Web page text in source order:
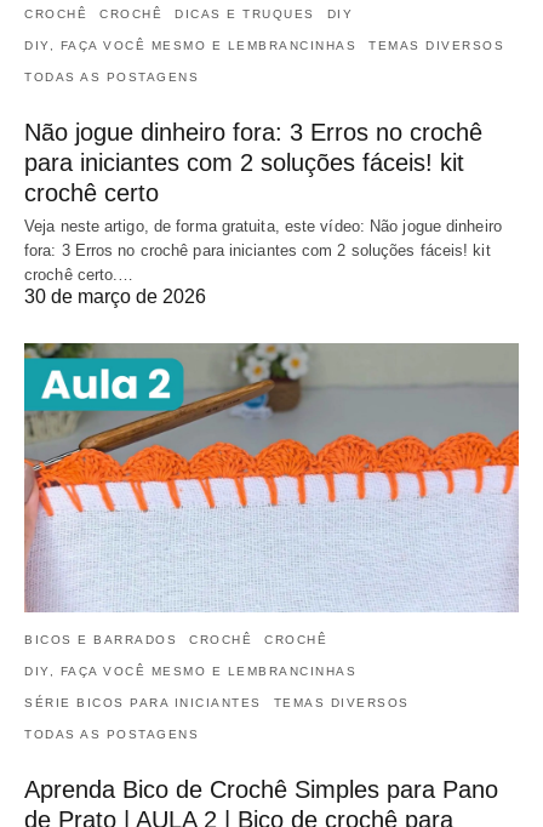
CROCHÊ CROCHÊ DICAS E TRUQUES DIY
DIY, FAÇA VOCÊ MESMO E LEMBRANCINHAS TEMAS DIVERSOS
TODAS AS POSTAGENS
Não jogue dinheiro fora: 3 Erros no crochê
para iniciantes com 2 soluções fáceis! kit
crochê certo
Veja neste artigo, de forma gratuita, este vídeo: Não jogue dinheiro
fora: 3 Erros no crochê para iniciantes com 2 soluções fáceis! kit
crochê certo.…
30 de março de 2026
BICOS E BARRADOS CROCHÊ CROCHÊ
DIY, FAÇA VOCÊ MESMO E LEMBRANCINHAS
SÉRIE BICOS PARA INICIANTES TEMAS DIVERSOS
TODAS AS POSTAGENS
Aprenda Bico de Crochê Simples para Pano
de Prato | AULA 2 | Bico de crochê para